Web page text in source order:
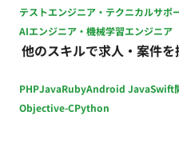
テストエンジニア・テクニカルサポ
AIエンジニア・機械学習エンジニア
他のスキルで求人・案件を
PHPJavaRubyAndroid JavaSwift
Objective-CPython